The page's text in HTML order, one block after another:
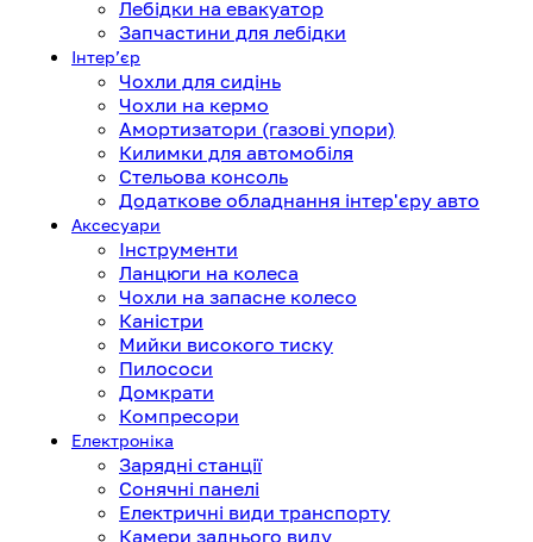
Лебідки на евакуатор
Запчастини для лебідки
Інтерʼєр
Чохли для сидінь
Чохли на кермо
Амортизатори (газові упори)
Килимки для автомобіля
Стельова консоль
Додаткове обладнання інтер'єру авто
Аксесуари
Інструменти
Ланцюги на колеса
Чохли на запасне колесо
Каністри
Мийки високого тиску
Пилососи
Домкрати
Компресори
Електроніка
Зарядні станції
Сонячні панелі
Електричні види транспорту
Камери заднього виду